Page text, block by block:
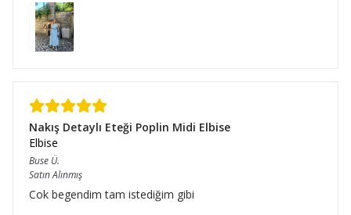
Nakış Detaylı Eteği Poplin Midi Elbise
Elbise
Buse Ü.
Satın Alınmış
Cok begendim tam istediğim gibi